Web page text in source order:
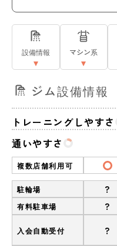
設備情報 マシン系
ジム設備情報
トレーニングしやすさ
通いやすさ
複数店舗利用可
駐輪場 ?
有料駐車場 ?
入会自動受付 ?